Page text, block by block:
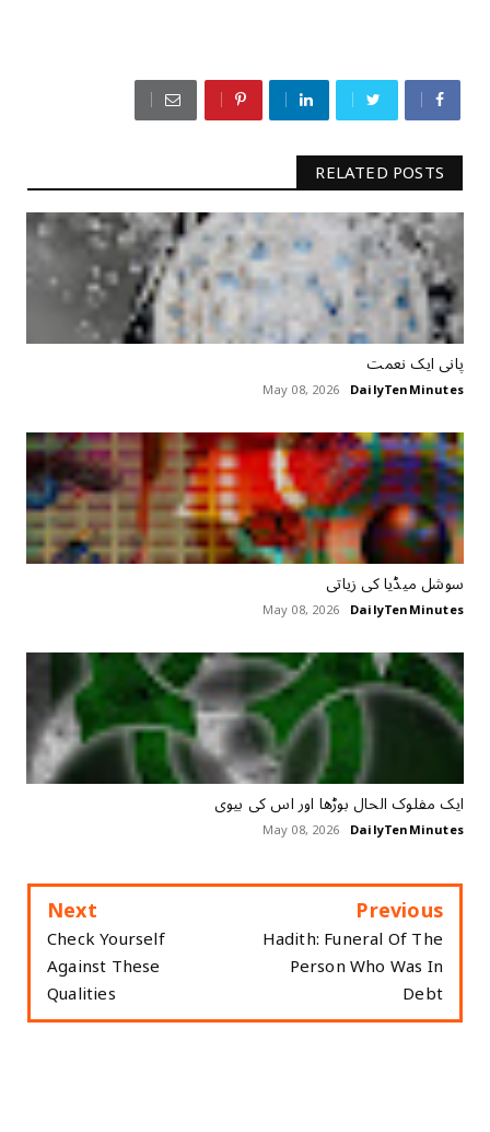
RELATED POSTS
پانی ایک نعمت
DailyTenMinutes
May 08, 2026
سوشل میڈیا کی زیاتی
DailyTenMinutes
May 08, 2026
ایک مفلوک الحال بوڑھا اور اس کی بیوی
DailyTenMinutes
May 08, 2026
Previous
Hadith: Funeral Of The
Person Who Was In
Debt
Next
Check Yourself
Against These
Qualities